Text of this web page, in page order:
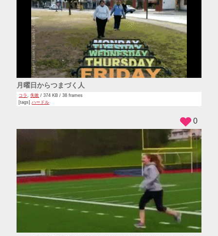
月曜日からつまづく人
コラ ,失敗 / 374 KB / 38 frames
[tags]ハードル
0